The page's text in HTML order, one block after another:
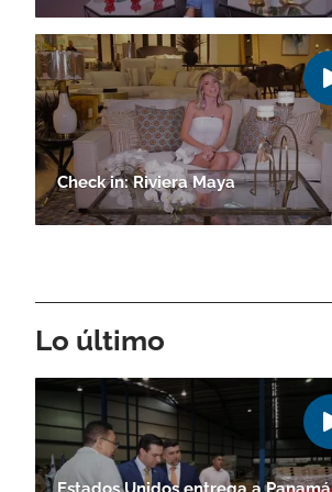
Check in: Riviera Maya
Lo último